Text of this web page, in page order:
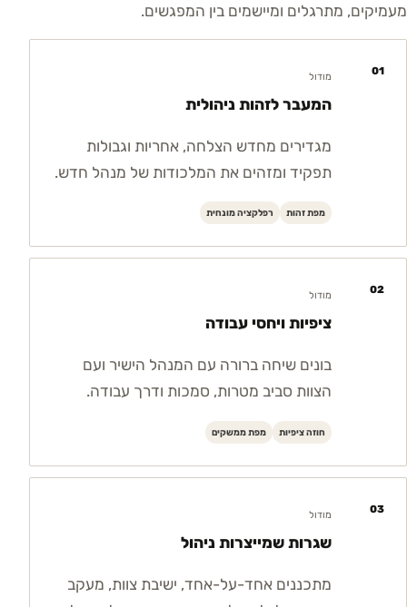
מעמיקים, מתרגלים ומיישמים בין המפגשים.
01 מודול
המעבר לזהות ניהולית
מגדירים מחדש הצלחה, אחריות וגבולות
תפקיד ומזהים את המלכודות של מנהל חדש.
מפת זהות רפלקציה מונחית
02 מודול
ציפיות ויחסי עבודה
בונים שיחה ברורה עם המנהל הישיר ועם
הצוות סביב מטרות, סמכות ודרך עבודה.
חוזה ציפיות מפת ממשקים
03 מודול
שגרות שמייצרות ניהול
מתכננים אחד-על-אחד, ישיבת צוות, מעקב